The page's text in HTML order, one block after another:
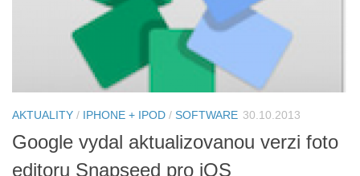
AKTUALITY / IPHONE + IPOD / SOFTWARE 30.10.2013
Google vydal aktualizovanou verzi foto
editoru Snapseed pro iOS